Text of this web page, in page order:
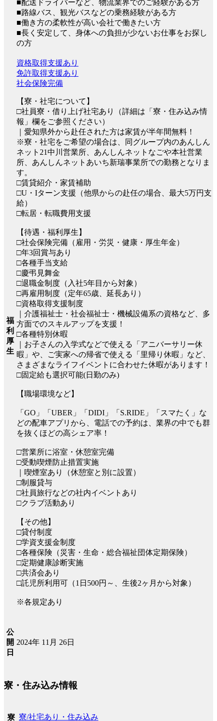
■配送ドライバーなど、物流業界でのご経験がある方
■路線バス、観光バスなどの乗務経験がある方
■働き方の柔軟性が高い会社で働きたい方
■長く安定して、身体への負担が少ないお仕事をお探し
の方
福
利
厚
生
資格取得支援あり
免許取得支援あり
社会保険完備
【寮・社宅について】
□社員寮・借り上げ社宅あり（詳細は「寮・住み込み情
報」欄をご参照ください）
｜愛知県外から赴任された方は家賃が半年間無料！
※寮・社宅をご希望の場合は、同グループ内のあんしん
ネット21中川営業所、あんしんネットなごや本社営業
所、あんしんネットあいち新瑞事業所での勤務となりま
す。
□賃貸紹介・家賃補助
□U・Iターン支援（他県からの赴任の場合、最大5万円支
給）
□転居・転職費用支援
【待遇・福利厚生】
□社会保険完備（雇用・労災・健康・厚生年金）
□年3回賞与あり
□各種手当支給
□慶弔見舞金
□退職金制度（入社5年目から対象）
□再雇用制度（定年65歳、延長あり）
□資格取得支援制度
｜介護福祉士・社会福祉士・機械設備系の資格など、多
方面でのスキルアップを支援！
□各種特別休暇
｜お子さんの入学式などで使える「アニバーサリー休
暇」や、ご実家への帰省で使える「里帰り休暇」など、
さまざまなライフイベントに合わせた休暇があります！
□固定給も選択可能(日勤のみ)
【職場環境など】
「GO」「UBER」「DIDI」「S.RIDE」「スマたく」な
どの配車アプリから、電話での予約は、業界の中でも群
を抜くほどの高シェア率！
□営業所に浴室・休憩室完備
□受動喫煙防止措置実施
｜喫煙室あり（休憩室と別に設置）
□制服貸与
□社員旅行などの社内イベントあり
□クラブ活動あり
【その他】
□貸付制度
□学資支援金制度
□各種保険（災害・生命・総合福祉団体定期保険）
□定期健康診断実施
□共済会あり
□託児所利用可（1日500円～、生後2ヶ月から対象）
※各規定あり
公
開
日
2024年 11月 26日
寮・住み込み情報
寮 寮/社宅あり・住み込み